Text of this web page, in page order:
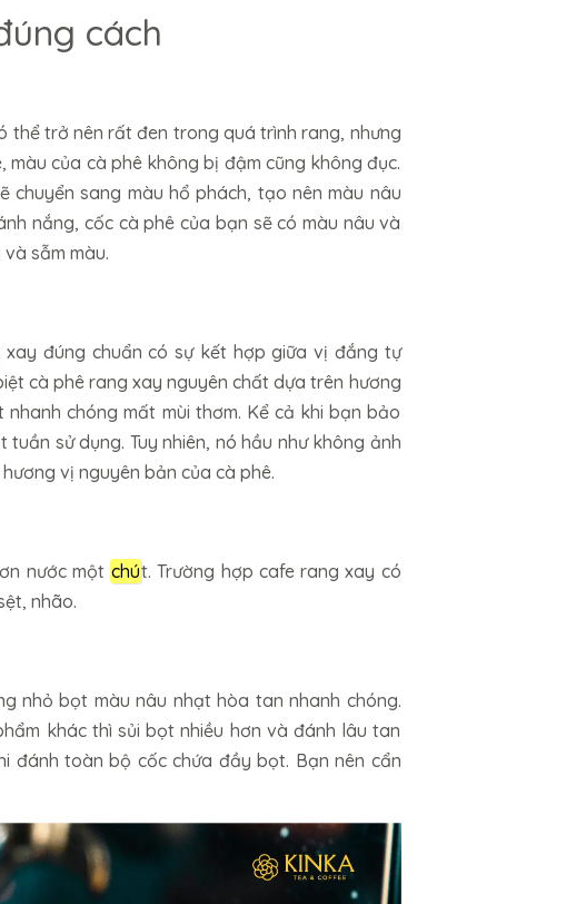
cách
thể trở nên rất đen trong quá trình rang, nhưng
của cà phê không bị đậm cũng không đục.
sang màu hổ phách, tạo nên màu nâu
nắng, cốc cà phê của bạn sẽ có màu nâu và
sẫm màu.
đúng chuẩn có sự kết hợp giữa vị đắng tự
cà phê rang xay nguyên chất dựa trên hương
chóng mất mùi thơm. Kể cả khi bạn bảo
tuần sử dụng. Tuy nhiên, nó hầu như không ảnh
vị nguyên bản của cà phê.
nước một chút. Trường hợp cafe rang xay có
nhão.
nhỏ bọt màu nâu nhạt hòa tan nhanh chóng.
khác thì sủi bọt nhiều hơn và đánh lâu tan
đánh toàn bộ cốc chứa đầy bọt. Bạn nên cẩn